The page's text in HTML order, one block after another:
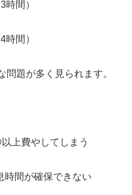
間）
間）
問題が多く見られます。
上費やしてしまう
時間が確保できない